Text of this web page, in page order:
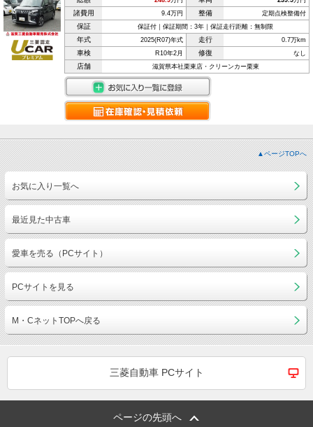
諸費用 9.4万円 整備 定期点検整備付
保証 保証付｜保証期間：3年｜保証走行距離：無制限
年式 2025(R07)年式 走行 0.7万km
車検 R10年2月 修復 なし
店舗 滋賀県本社栗東店・クリーンカー栗東
▲ページTOPへ
お気に入り一覧へ
最近見た中古車
愛車を売る（PCサイト）
PCサイトを見る
M・CネットTOPへ戻る
三菱自動車 PCサイト
ページの先頭へ